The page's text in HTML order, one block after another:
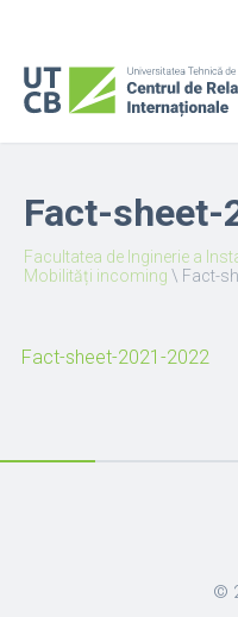
Fact-sheet-
Facultatea de Inginerie a
Mobilități incoming \ Fact-
Fact-sheet-2021-2022
©